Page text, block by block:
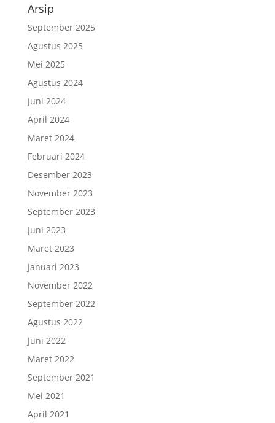
Arsip
September 2025
Agustus 2025
Mei 2025
Agustus 2024
Juni 2024
April 2024
Maret 2024
Februari 2024
Desember 2023
November 2023
September 2023
Juni 2023
Maret 2023
Januari 2023
November 2022
September 2022
Agustus 2022
Juni 2022
Maret 2022
September 2021
Mei 2021
April 2021